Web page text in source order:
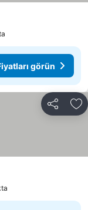
görün
Paylaş